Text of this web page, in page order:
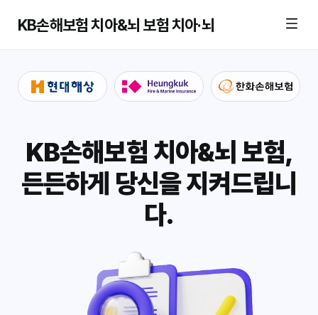
KB손해보험 치아&뇌 보험 치아·뇌
KB손해보험 치아&뇌 보험,
든든하게 당신을 지켜드립니
다.